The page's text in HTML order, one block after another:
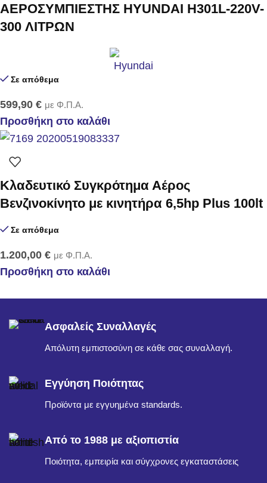
AEPOΣYMΠIEΣTHΣ HYUNDAI H301L-220V-
300 ΛITPΩN
Σε απόθεμα
599,90 € με Φ.Π.Α.
Προσθήκη στο καλάθι
Κλαδευτικό Συγκρότημα Αέρος
Βενζινοκίνητο με κινητήρα 6,5hp Plus 100lt
Σε απόθεμα
1.200,00 € με Φ.Π.Α.
Προσθήκη στο καλάθι
Ασφαλείς Συναλλαγές
Απόλυτη εμπιστοσύνη σε κάθε σας συναλλαγή.
Εγγύηση Ποιότητας
Προϊόντα με εγγυημένα standards.
Από το 1988 με αξιοπιστία
Ποιότητα, εμπειρία και σύγχρονες εγκαταστάσεις